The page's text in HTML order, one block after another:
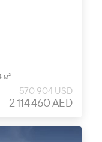
м²
570 904 USD
2 114 460 AED